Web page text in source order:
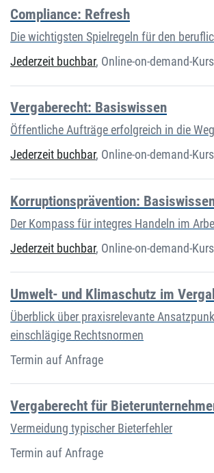
Compliance: Refresh
Die wichtigsten Spielregeln für den
Jederzeit buchbar, Online-on-demand-Kurs
Vergaberecht: Basiswissen
Öffentliche Aufträge erfolgreich in die
Jederzeit buchbar, Online-on-demand-Kurs
Korruptionsprävention:
Der Kompass für integres Handeln im
Jederzeit buchbar, Online-on-demand-Kurs
Umwelt- und Klimaschutz im
Überblick über praxisrelevante
einschlägige Rechtsnormen
Termin auf Anfrage
Vergaberecht für
Vermeidung typischer Bieterfehler
Termin auf Anfrage